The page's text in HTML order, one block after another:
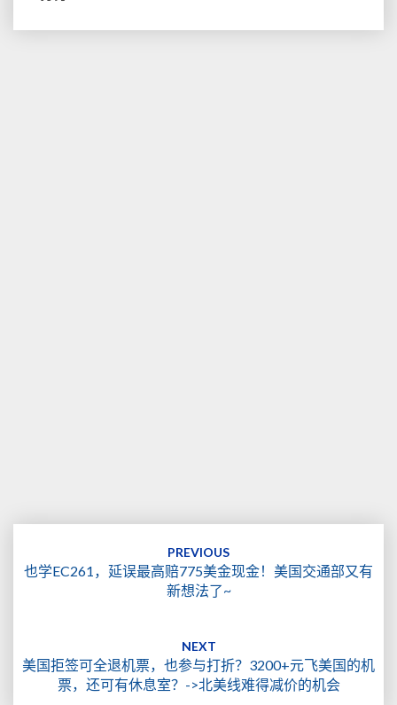
PREVIOUS
也学EC261，延误最高赔775美金现金！美国交通部又有
新想法了~
NEXT
美国拒签可全退机票，也参与打折？3200+元飞美国的机
票，还可有休息室？->北美线难得减价的机会